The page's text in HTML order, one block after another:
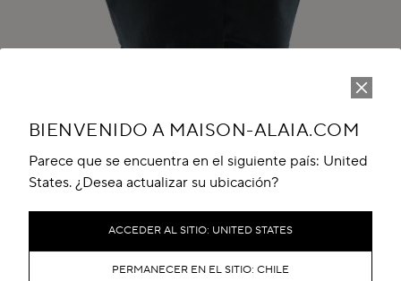
BIENVENIDO A MAISON-ALAIA.COM
Parece que se encuentra en el siguiente país: United
States. ¿Desea actualizar su ubicación?
ACCEDER AL SITIO: UNITED STATES
PERMANECER EN EL SITIO: CHILE
Play Unmute